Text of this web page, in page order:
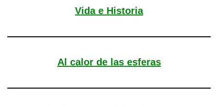
Vida e Historia
Al calor de las esferas